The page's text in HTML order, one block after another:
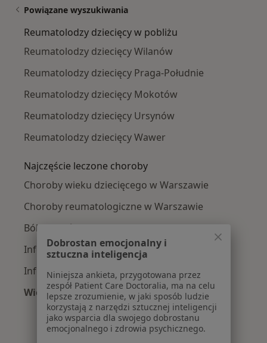
Powiązane wyszukiwania
Reumatolodzy dziecięcy w pobliżu
Reumatolodzy dziecięcy Wilanów
Reumatolodzy dziecięcy Praga-Południe
Reumatolodzy dziecięcy Mokotów
Reumatolodzy dziecięcy Ursynów
Reumatolodzy dziecięcy Wawer
Najczęście leczone choroby
Choroby wieku dziecięcego w Warszawie
Choroby reumatologiczne w Warszawie
Bóle stawów w Warszawie
Infekcje w Warszawie
Infekcje dróg oddechowych w Warszawie
Więcej (15)
Więcej w kategorii: Najczęście leczone
Dobrostan emocjonalny i
sztuczna inteligencja
Niniejsza ankieta, przygotowana przez
zespół Patient Care Doctoralia, ma na celu
lepsze zrozumienie, w jaki sposób ludzie
korzystają z narzędzi sztucznej inteligencji
jako wsparcia dla swojego dobrostanu
emocjonalnego i zdrowia psychicznego.